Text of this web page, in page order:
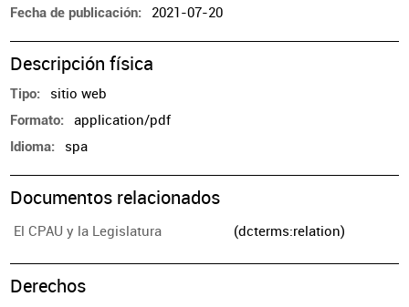
Fecha de publicación 2021-07-20
Descripción física
Tipo sitio web
Formato application/pdf
Idioma spa
Documentos relacionados
El CPAU y la Legislatura (dcterms:relation)
Derechos